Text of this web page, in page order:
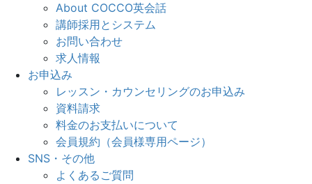
About COCCO英会話
講師採用とシステム
お問い合わせ
求人情報
お申込み
レッスン・カウンセリングのお申込み
資料請求
料金のお支払いについて
会員規約（会員様専用ページ）
SNS・その他
よくあるご質問